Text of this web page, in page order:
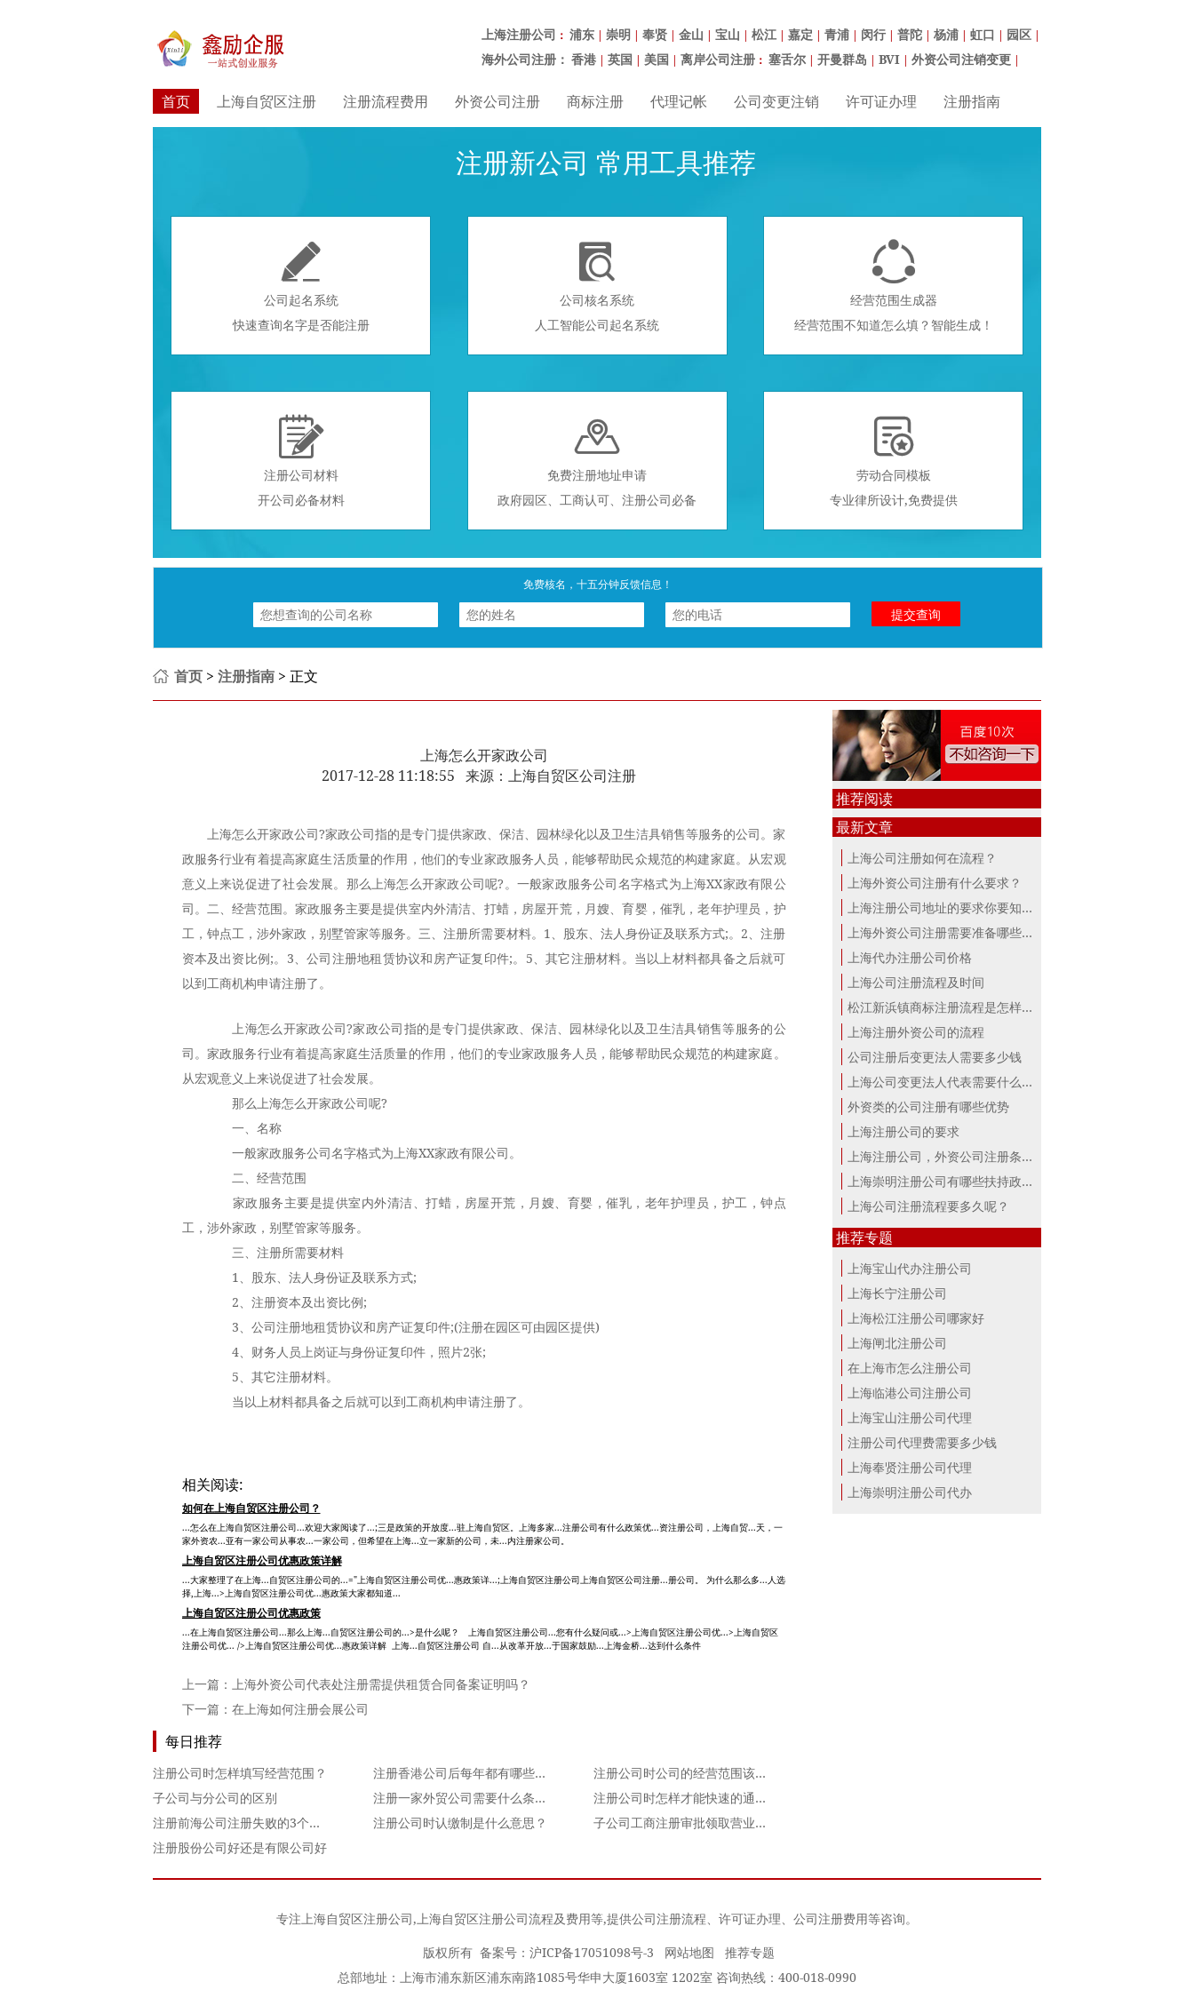
上海注册公司 ： 浦东 | 崇明 | 奉贤 | 金山 | 宝山 | 松江 | 嘉定 | 青浦 | 闵行 | 普陀 | 杨浦 | 虹口 | 园区 |
海外公司注册： 香港 | 英国 | 美国 | 离岸公司注册 ： 塞舌尔 | 开曼群岛 | BVI | 外资公司注销变更 |
首页 上海自贸区注册 注册流程费用 外资公司注册 商标注册 代理记帐 公司变更注销 许可证办理 注册指南
注册新公司 常用工具推荐

公司起名系统
快速查询名字是否能注册

公司核名系统
人工智能公司起名系统

经营范围生成器
经营范围不知道怎么填？智能生成！

注册公司材料
开公司必备材料

免费注册地址申请
政府园区、工商认可、注册公司必备

劳动合同模板
专业律所设计,免费提供
免费核名，十五分钟反馈信息！
首页 > 注册指南 > 正文
上海怎么开家政公司
2017-12-28 11:18:55 来源：上海自贸区公司注册
上海怎么开家政公司?家政公司指的是专门提供家政、保洁、园林绿化以及卫生洁具销售等服务的公司。家
政服务行业有着提高家庭生活质量的作用，他们的专业家政服务人员，能够帮助民众规范的构建家庭。从宏观
意义上来说促进了社会发展。那么上海怎么开家政公司呢?。一般家政服务公司名字格式为上海XX家政有限公
司。二、经营范围。家政服务主要是提供室内外清洁、打蜡，房屋开荒，月嫂、育婴，催乳，老年护理员，护
工，钟点工，涉外家政，别墅管家等服务。三、注册所需要材料。1、股东、法人身份证及联系方式;。2、注册
资本及出资比例;。3、公司注册地租赁协议和房产证复印件;。5、其它注册材料。当以上材料都具备之后就可
以到工商机构申请注册了。
上海怎么开家政公司?家政公司指的是专门提供家政、保洁、园林绿化以及卫生洁具销售等服务的公
司。家政服务行业有着提高家庭生活质量的作用，他们的专业家政服务人员，能够帮助民众规范的构建家庭。
从宏观意义上来说促进了社会发展。
那么上海怎么开家政公司呢?
一、名称
一般家政服务公司名字格式为上海XX家政有限公司。
二、经营范围
家政服务主要是提供室内外清洁、打蜡，房屋开荒，月嫂、育婴，催乳，老年护理员，护工，钟点
工，涉外家政，别墅管家等服务。
三、注册所需要材料
1、股东、法人身份证及联系方式;
2、注册资本及出资比例;
3、公司注册地租赁协议和房产证复印件;(注册在园区可由园区提供)
4、财务人员上岗证与身份证复印件，照片2张;
5、其它注册材料。
当以上材料都具备之后就可以到工商机构申请注册了。
相关阅读:
如何在上海自贸区注册公司？
...怎么在上海自贸区注册公司...欢迎大家阅读了...;三是政策的开放度...驻上海自贸区。上海多家...注册公司有什么政策优...资注册公司，上海自贸...天，一
家外资农...亚有一家公司从事农...一家公司，但希望在上海...立一家新的公司，未...内注册家公司。
上海自贸区注册公司优惠政策详解
...大家整理了在上海...自贸区注册公司的...="上海自贸区注册公司优...惠政策详...;上海自贸区注册公司上海自贸区公司注册...册公司。 为什么那么多...人选
择,上海...>上海自贸区注册公司优...惠政策大家都知道...
上海自贸区注册公司优惠政策
...在上海自贸区注册公司...那么上海...自贸区注册公司的...>是什么呢？ 上海自贸区注册公司...您有什么疑问或...>上海自贸区注册公司优...>上海自贸区
注册公司优... />上海自贸区注册公司优...惠政策详解 上海...自贸区注册公司 自...从改革开放...于国家鼓励...上海金桥...达到什么条件
上一篇： 上海外资公司代表处注册需提供租赁合同备案证明吗？
下一篇： 在上海如何注册会展公司
每日推荐
注册公司时怎样填写经营范围？ 注册香港公司后每年都有哪些费用要交？
注册公司时公司的经营范围该怎么填写72746
子公司与分公司的区别
注册一家外贸公司需要什么条件？
注册公司时怎样才能快速的通过公司名称登记
注册前海公司注册失败的3个常见原因
注册公司时认缴制是什么意思？
子公司工商注册审批领取营业执照所需材料
注册股份公司好还是有限公司好
推荐阅读
最新文章
上海公司注册如何在流程？
上海外资公司注册有什么要求？
上海注册公司地址的要求你要知道！
上海外资公司注册需要准备哪些材料？
上海代办注册公司价格
上海公司注册流程及时间
松江新浜镇商标注册流程是怎样的
上海注册外资公司的流程
公司注册后变更法人需要多少钱
上海公司变更法人代表需要什么手续
外资类的公司注册有哪些优势
上海注册公司的要求
上海注册公司，外资公司注册条件！
上海崇明注册公司有哪些扶持政策与服...
上海公司注册流程要多久呢？
推荐专题
上海宝山代办注册公司
上海长宁注册公司
上海松江注册公司哪家好
上海闸北注册公司
在上海市怎么注册公司
上海临港公司注册公司
上海宝山注册公司代理
注册公司代理费需要多少钱
上海奉贤注册公司代理
上海崇明注册公司代办
专注上海自贸区注册公司,上海自贸区注册公司流程及费用等,提供公司注册流程、许可证办理、公司注册费用等咨询。
版权所有 备案号： 沪ICP备17051098号-3 网站地图
推荐专题
总部地址：上海市浦东新区浦东南路1085号华申大厦1603室 1202室 咨询热线：400-018-0990